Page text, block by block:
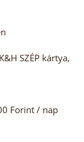
SZÉP kártya,
Forint / nap